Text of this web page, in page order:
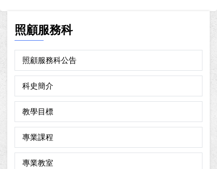
照顧服務科
照顧服務科公告
科史簡介
教學目標
專業課程
專業教室